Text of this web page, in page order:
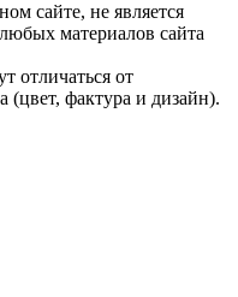
сайте, не является
материалов сайта
отличаться от
(цвет, фактура и дизайн).